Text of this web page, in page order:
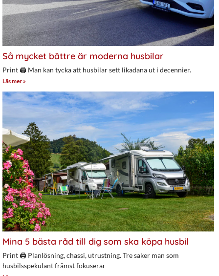
Så mycket bättre är moderna husbilar
Print 🖨 Man kan tycka att husbilar sett likadana ut i decennier.
Läs mer »
Mina 5 bästa råd till dig som ska köpa husbil
Print 🖨 Planlösning, chassi, utrustning. Tre saker man som
husbilsspekulant främst fokuserar